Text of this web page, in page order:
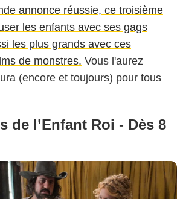
annonce réussie, ce troisième
les enfants avec ses gags
les plus grands avec ces
de monstres. Vous l'aurez
(encore et toujours) pour tous
de l’Enfant Roi - Dès 8
MANDARIN - CIE ELEPHANT STORY ESPACE
PRODUCTION